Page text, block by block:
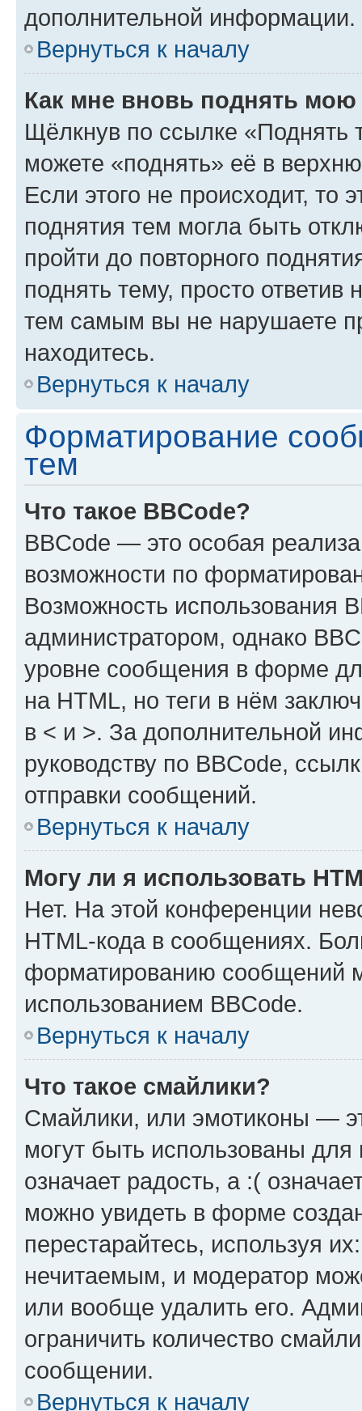
дополнительной информации.
Вернуться к началу
Как мне вновь поднять мою
Щёлкнув по ссылке «Поднять
можете «поднять» её в
Если этого не происходит, то
поднятия тем могла быть
пройти до повторного
поднять тему, просто ответив
тем самым вы не нарушаете
находитесь.
Вернуться к началу
Форматирование
тем
Что такое BBCode?
BBCode — это особая
возможности по
Возможность использования
администратором, однако
уровне сообщения в форме
на HTML, но теги в нём
в < и >. За дополнительной
руководству по BBCode,
отправки сообщений.
Вернуться к началу
Могу ли я использовать
Нет. На этой конференции
HTML-кода в сообщениях.
форматированию сообщений
использованием BBCode.
Вернуться к началу
Что такое смайлики?
Смайлики, или эмотиконы —
могут быть использованы
означает радость, а :(
можно увидеть в форме
перестарайтесь, используя
нечитаемым, и модератор
или вообще удалить его.
ограничить количество
сообщении.
Вернуться к началу